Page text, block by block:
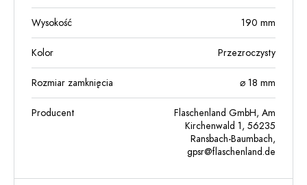
Wysokość 190 mm
Kolor Przezroczysty
Rozmiar zamknięcia ⌀ 18 mm
Producent
Flaschenland GmbH, Am
Kirchenwald 1, 56235
Ransbach-Baumbach,
gpsr@flaschenland.de